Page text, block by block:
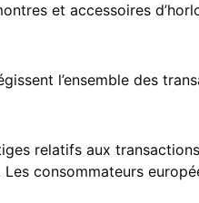
et accessoires
l’ensemble des
relatifs aux
consommateurs